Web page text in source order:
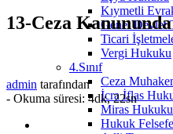
Kıymetli
Genel Devlet
Ticari
Vergi Hukuku
4.Sınıf
Ceza
İcra İflas
Miras Hukuku
Hukuk
13-Ceza
admin tarafından
- Okuma süresi: 4dk, 22sn